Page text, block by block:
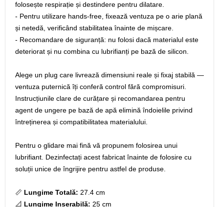
folosește respirație și destindere pentru dilatare.
- Pentru utilizare hands-free, fixează ventuza pe o arie plană
și netedă, verificând stabilitatea înainte de mișcare.
- Recomandare de siguranță: nu folosi dacă materialul este
deteriorat și nu combina cu lubrifianți pe bază de silicon.
Alege un plug care livrează dimensiuni reale și fixaj stabilă —
ventuza puternică îți conferă control fără compromisuri.
Instrucțiunile clare de curățare și recomandarea pentru
agent de ungere pe bază de apă elimină îndoielile privind
întreținerea și compatibilitatea materialului.
Pentru o glidare mai fină vă propunem folosirea unui
lubrifiant. Dezinfectați acest fabricat înainte de folosire cu
soluții unice de îngrijire pentru astfel de produse.
📏 Lungime Totală: 27.4 cm
📐 Lungime Inserabilă: 25 cm